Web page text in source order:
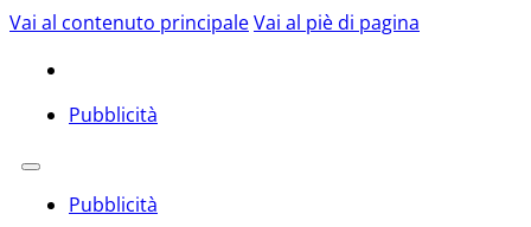
Vai al contenuto principaleVai al piè di pagina
Pubblicità
Pubblicità